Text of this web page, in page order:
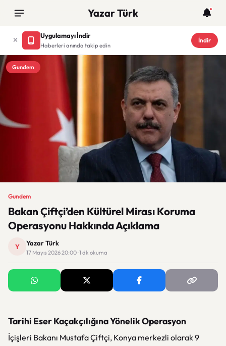
Yazar Türk
Uygulamayı İndir
Haberleri anında takip edin
İndir
Gundem
Gundem
Bakan Çiftçi’den Kültürel Mirası Koruma
Operasyonu Hakkında Açıklama
Y Yazar Türk
17 Mayıs 2026 20:00 · 1 dk okuma
Tarihi Eser Kaçakçılığına Yönelik Operasyon
İçişleri Bakanı Mustafa Çiftçi, Konya merkezli olarak 9